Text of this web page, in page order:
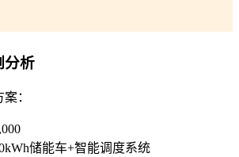
分析
：
储能车+智能调度系统